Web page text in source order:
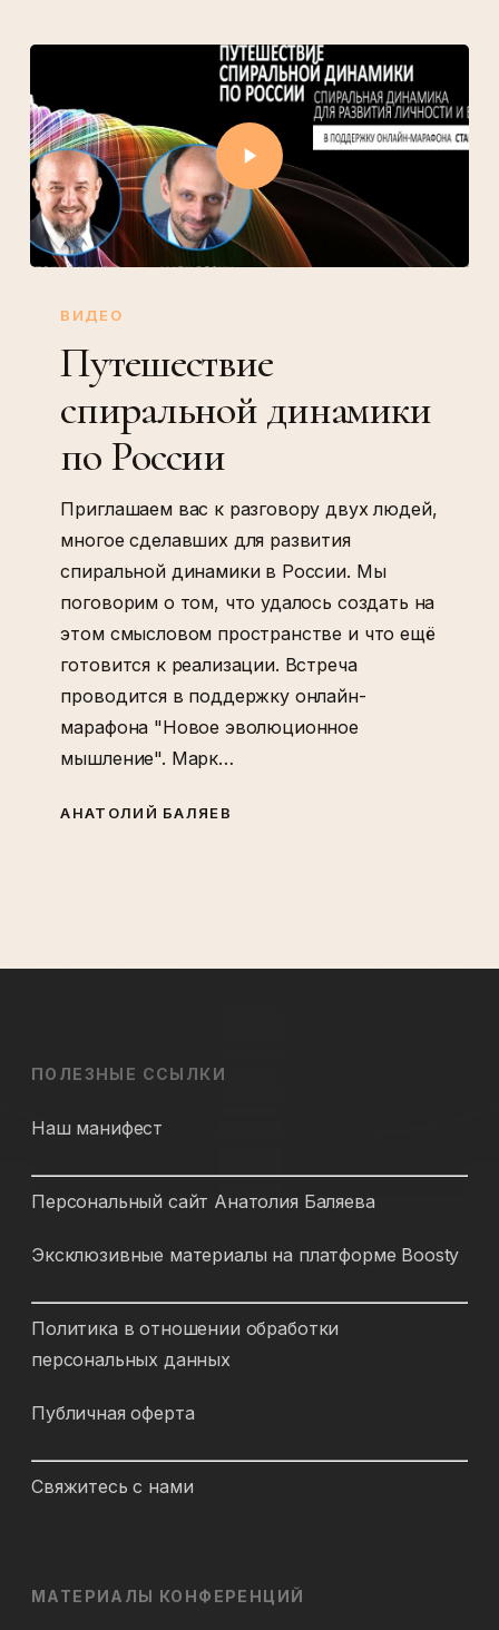
ВИДЕО
Путешествие
спиральной динамики
по России
Приглашаем вас к разговору двух людей,
многое сделавших для развития
спиральной динамики в России. Мы
поговорим о том, что удалось создать на
этом смысловом пространстве и что ещё
готовится к реализации. Встреча
проводится в поддержку онлайн-
марафона "Новое эволюционное
мышление". Марк…
АНАТОЛИЙ БАЛЯЕВ
ПОЛЕЗНЫЕ ССЫЛКИ
Наш манифест
Персональный сайт Анатолия Баляева
Эксклюзивные материалы на платформе Boosty
Политика в отношении обработки
персональных данных
Публичная оферта
Свяжитесь с нами
МАТЕРИАЛЫ КОНФЕРЕНЦИЙ